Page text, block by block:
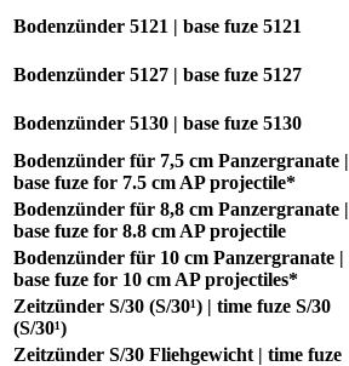
Bodenzünder 5121 | base fuze 5121
Bodenzünder 5127 | base fuze 5127
Bodenzünder 5130 | base fuze 5130
Bodenzünder für 7,5 cm Panzergranate |
base fuze for 7.5 cm AP projectile*
Bodenzünder für 8,8 cm Panzergranate |
base fuze for 8.8 cm AP projectile
Bodenzünder für 10 cm Panzergranate |
base fuze for 10 cm AP projectiles*
Zeitzünder S/30 (S/30¹) | time fuze S/30
(S/30¹)
Zeitzünder S/30 Fliehgewicht | time fuze